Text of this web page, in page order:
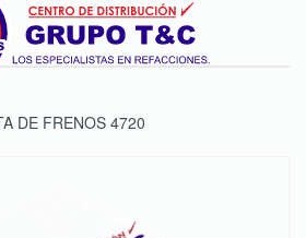
DE FRENOS 4720